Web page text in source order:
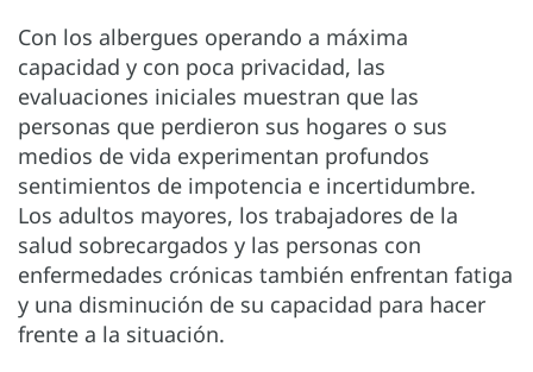
Con los albergues operando a máxima
capacidad y con poca privacidad, las
evaluaciones iniciales muestran que las
personas que perdieron sus hogares o sus
medios de vida experimentan profundos
sentimientos de impotencia e incertidumbre.
Los adultos mayores, los trabajadores de la
salud sobrecargados y las personas con
enfermedades crónicas también enfrentan fatiga
y una disminución de su capacidad para hacer
frente a la situación.